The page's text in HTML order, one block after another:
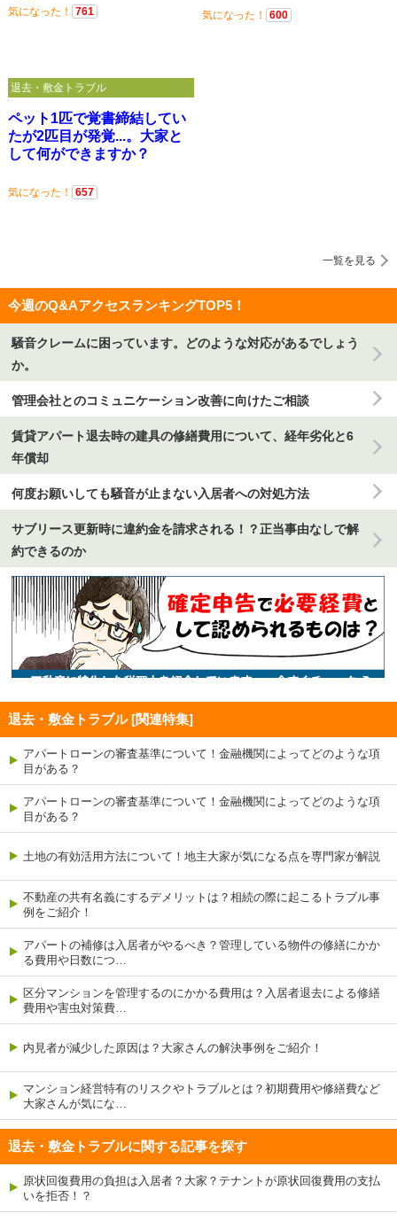
気になった！ 761 気になった！ 600
ペット1匹で覚書締結してい
たが2匹目が発覚...。大家と
して何ができますか？
気になった！ 657
退去・敷金トラブル
一覧を見る
今週のQ&AアクセスランキングTOP5！
騒音クレームに困っています。どのような対応があるでしょう
か。
管理会社とのコミュニケーション改善に向けたご相談
賃貸アパート退去時の建具の修繕費用について、経年劣化と6
年償却
何度お願いしても騒音が止まない入居者への対処方法
サブリース更新時に違約金を請求される！？正当事由なしで解
約できるのか
退去・敷金トラブル [関連特集]
アパートローンの審査基準について！金融機関によってどのような項
目がある？
アパートローンの審査基準について！金融機関によってどのような項
目がある？
土地の有効活用方法について！地主大家が気になる点を専門家が解説
不動産の共有名義にするデメリットは？相続の際に起こるトラブル事
例をご紹介！
アパートの補修は入居者がやるべき？管理している物件の修繕にかか
る費用や日数につ…
区分マンションを管理するのにかかる費用は？入居者退去による修繕
費用や害虫対策費…
内見者が減少した原因は？大家さんの解決事例をご紹介！
マンション経営特有のリスクやトラブルとは？初期費用や修繕費など
大家さんが気にな…
退去・敷金トラブルに関する記事を探す
原状回復費用の負担は入居者？大家？テナントが原状回復費用の支払
いを拒否！？